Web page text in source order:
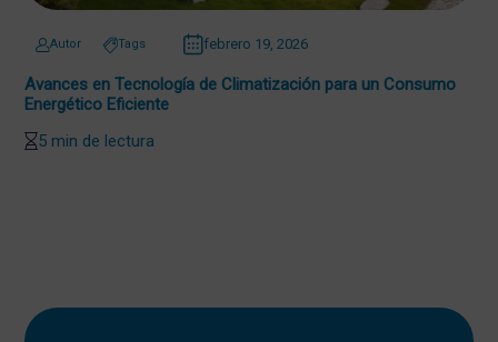
Autor Tags febrero 19, 2026
Avances en Tecnología de Climatización para un Consumo
Energético Eficiente
5 min de lectura